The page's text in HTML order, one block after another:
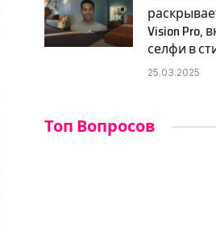
Vision Pro,
селфи в
25.03.2025
Топ Вопросов